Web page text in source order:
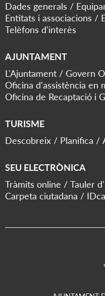
Dades generals
Entitats i associacions
Telèfons d'interès
AJUNTAMENT
L'Ajuntament
Govern
Oficina d'assistència en
Oficina de Recaptació i
TURISME
Descobreix
Planifica
SEU ELECTRÒNICA
Tràmits online
Tauler
Carpeta ciutadana